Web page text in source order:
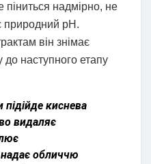
надмірно, не
природний pH.
він знімає
до наступного етапу
киснева
видаляє
надає обличчю